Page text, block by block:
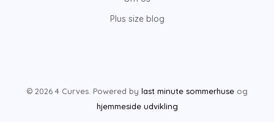
Plus size blog
© 2026 4 Curves. Powered by last minute sommerhuse og
hjemmeside udvikling